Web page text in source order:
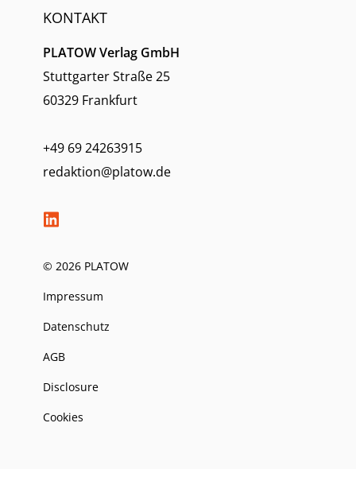
KONTAKT
PLATOW Verlag GmbH
Stuttgarter Straße 25
60329 Frankfurt
+49 69 24263915
redaktion@platow.de
© 2026 PLATOW
Impressum
Datenschutz
AGB
Disclosure
Cookies